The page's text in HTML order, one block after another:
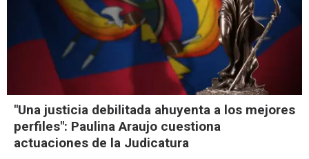
"Una justicia debilitada ahuyenta a los mejores
perfiles": Paulina Araujo cuestiona
actuaciones de la Judicatura